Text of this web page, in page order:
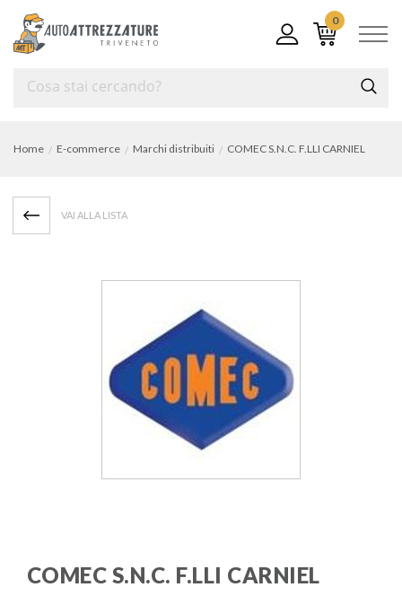
0
Home E-commerce Marchi distribuiti COMEC S.N.C. F.LLI CARNIEL
VAI ALLA LISTA
COMEC S.N.C. F.LLI CARNIEL